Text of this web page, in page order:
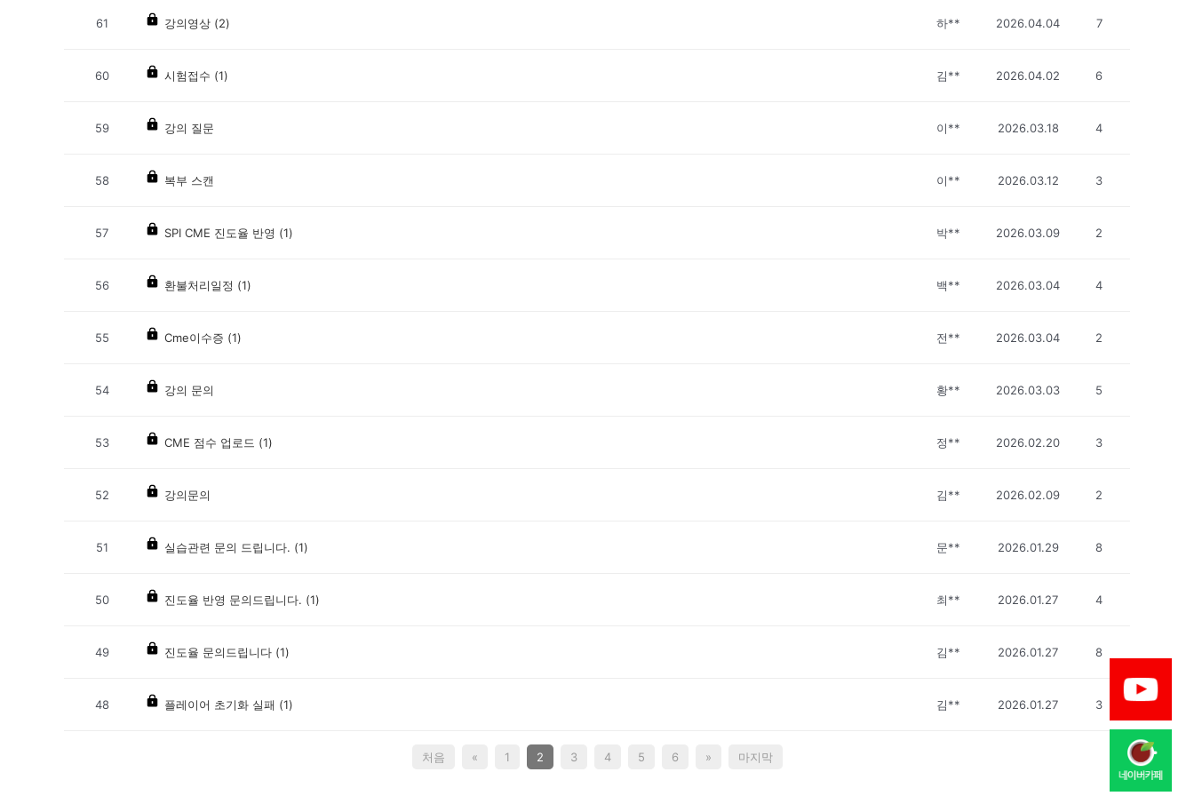
61 강의영상 (2) 하** 2026.04.04 7
60 시험접수 (1) 김** 2026.04.02 6
59 강의 질문 이** 2026.03.18 4
58 복부 스캔 이** 2026.03.12 3
57 SPI CME 진도율 반영 (1) 박** 2026.03.09 2
56 환불처리일정 (1) 백** 2026.03.04 4
55 Cme이수증 (1) 전** 2026.03.04 2
54 강의 문의 황** 2026.03.03 5
53 CME 점수 업로드 (1) 정** 2026.02.20 3
52 강의문의 김** 2026.02.09 2
51 실습관련 문의 드립니다. (1) 문** 2026.01.29 8
50 진도율 반영 문의드립니다. (1) 최** 2026.01.27 4
49 진도율 문의드립니다 (1) 김** 2026.01.27 8
48 플레이어 초기화 실패 (1) 김** 2026.01.27 3
처음 « 1 2 3 4 5 6 » 마지막